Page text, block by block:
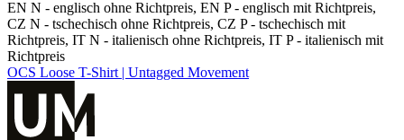
EN N - englisch ohne Richtpreis, EN P - englisch mit Richtpreis,
CZ N - tschechisch ohne Richtpreis, CZ P - tschechisch mit
Richtpreis, IT N - italienisch ohne Richtpreis, IT P - italienisch mit
Richtpreis
OCS Loose T-Shirt | Untagged Movement